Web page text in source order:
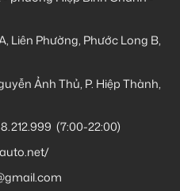
Liên Phường, Phước Long B,
Ảnh Thủ, P. Hiệp Thành,
(7:00-22:00)